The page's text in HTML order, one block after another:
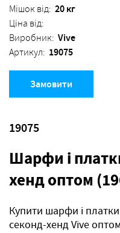
Мішок від: 20 кг
Ціна від:
Виробник: Vive
Артикул: 19075
Замовити
19075
Шарфи і
хенд оптом
Купити шарфи і
секонд-хенд Vive оптом